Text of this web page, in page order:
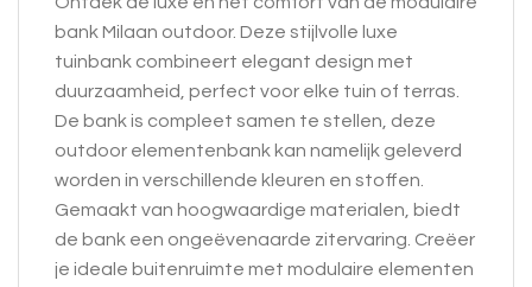
bank Milaan outdoor. Deze stijlvolle luxe
tuinbank combineert elegant design met
duurzaamheid, perfect voor elke tuin of terras.
De bank is compleet samen te stellen, deze
outdoor elementenbank kan namelijk geleverd
worden in verschillende kleuren en stoffen.
Gemaakt van hoogwaardige materialen, biedt
de bank een ongeëvenaarde zitervaring. Creëer
je ideale buitenruimte met modulaire elementen